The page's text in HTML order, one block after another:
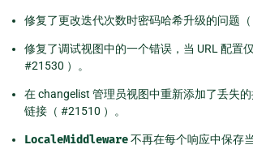
修复了更改迭代次数时密码哈希升级的问题（
修复了调试视图中的一个错误，当 URL 配置
#21530 ）。
在 changelist 管理员视图中重新添加了丢失
链接（ #21510 ）。
LocaleMiddleware不再在每个响应中保存